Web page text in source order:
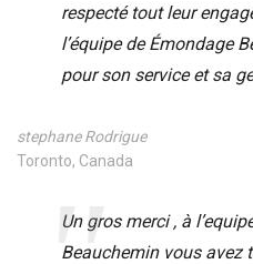
respecté tout leur
l’équipe de Émondage
pour son service et sa
stephane Rodrigue
Toronto, Canada
Un gros merci , à
Beauchemin vous avez